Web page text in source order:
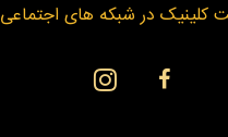
کلینیک در شبکه های اجتماعی